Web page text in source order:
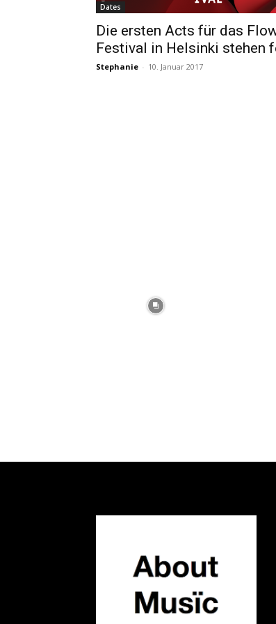
Dates
Die ersten Acts für das
Festival in Helsinki stehen
Stephanie - 10. Januar 2017